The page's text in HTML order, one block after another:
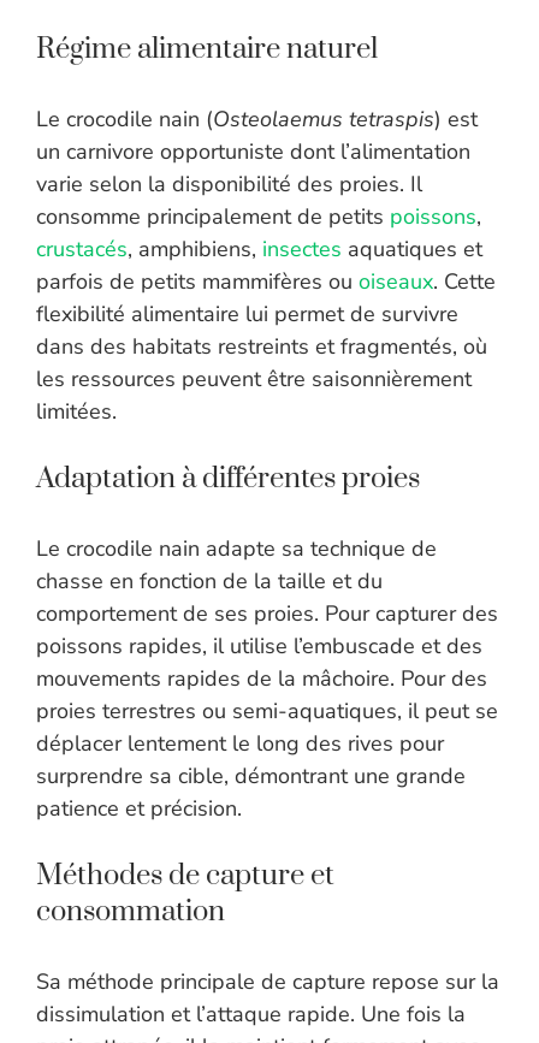
Régime alimentaire naturel
Le crocodile nain (Osteolaemus tetraspis) est
un carnivore opportuniste dont l’alimentation
varie selon la disponibilité des proies. Il
consomme principalement de petits poissons,
crustacés, amphibiens, insectes aquatiques et
parfois de petits mammifères ou oiseaux. Cette
flexibilité alimentaire lui permet de survivre
dans des habitats restreints et fragmentés, où
les ressources peuvent être saisonnièrement
limitées.
Adaptation à différentes proies
Le crocodile nain adapte sa technique de
chasse en fonction de la taille et du
comportement de ses proies. Pour capturer des
poissons rapides, il utilise l’embuscade et des
mouvements rapides de la mâchoire. Pour des
proies terrestres ou semi-aquatiques, il peut se
déplacer lentement le long des rives pour
surprendre sa cible, démontrant une grande
patience et précision.
Méthodes de capture et
consommation
Sa méthode principale de capture repose sur la
dissimulation et l’attaque rapide. Une fois la